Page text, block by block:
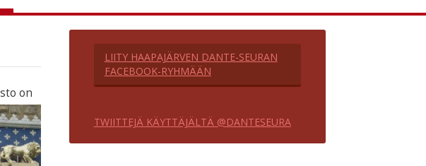
on
LIITY HAAPAJÄRVEN DANTE-SEURAN
FACEBOOK-RYHMÄÄN
TWIITTEJÄ KÄYTTÄJÄLTÄ @DANTESEURA